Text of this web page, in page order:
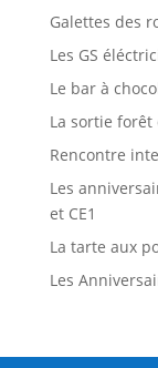
Galettes des
Les GS
Le bar à
La sortie forêt
Rencontre
Les
et CE1
La tarte aux
Les